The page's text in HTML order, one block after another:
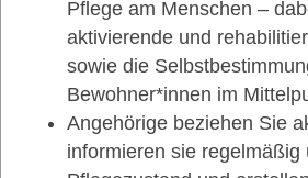
Pflege am Menschen –
aktivierende und
sowie die
Bewohner*innen im
Angehörige beziehen Sie
informieren sie regelmäßig